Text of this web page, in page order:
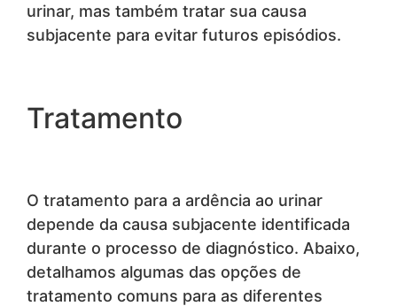
urinar, mas também tratar sua causa
subjacente para evitar futuros episódios.
Tratamento
O tratamento para a ardência ao urinar
depende da causa subjacente identificada
durante o processo de diagnóstico. Abaixo,
detalhamos algumas das opções de
tratamento comuns para as diferentes